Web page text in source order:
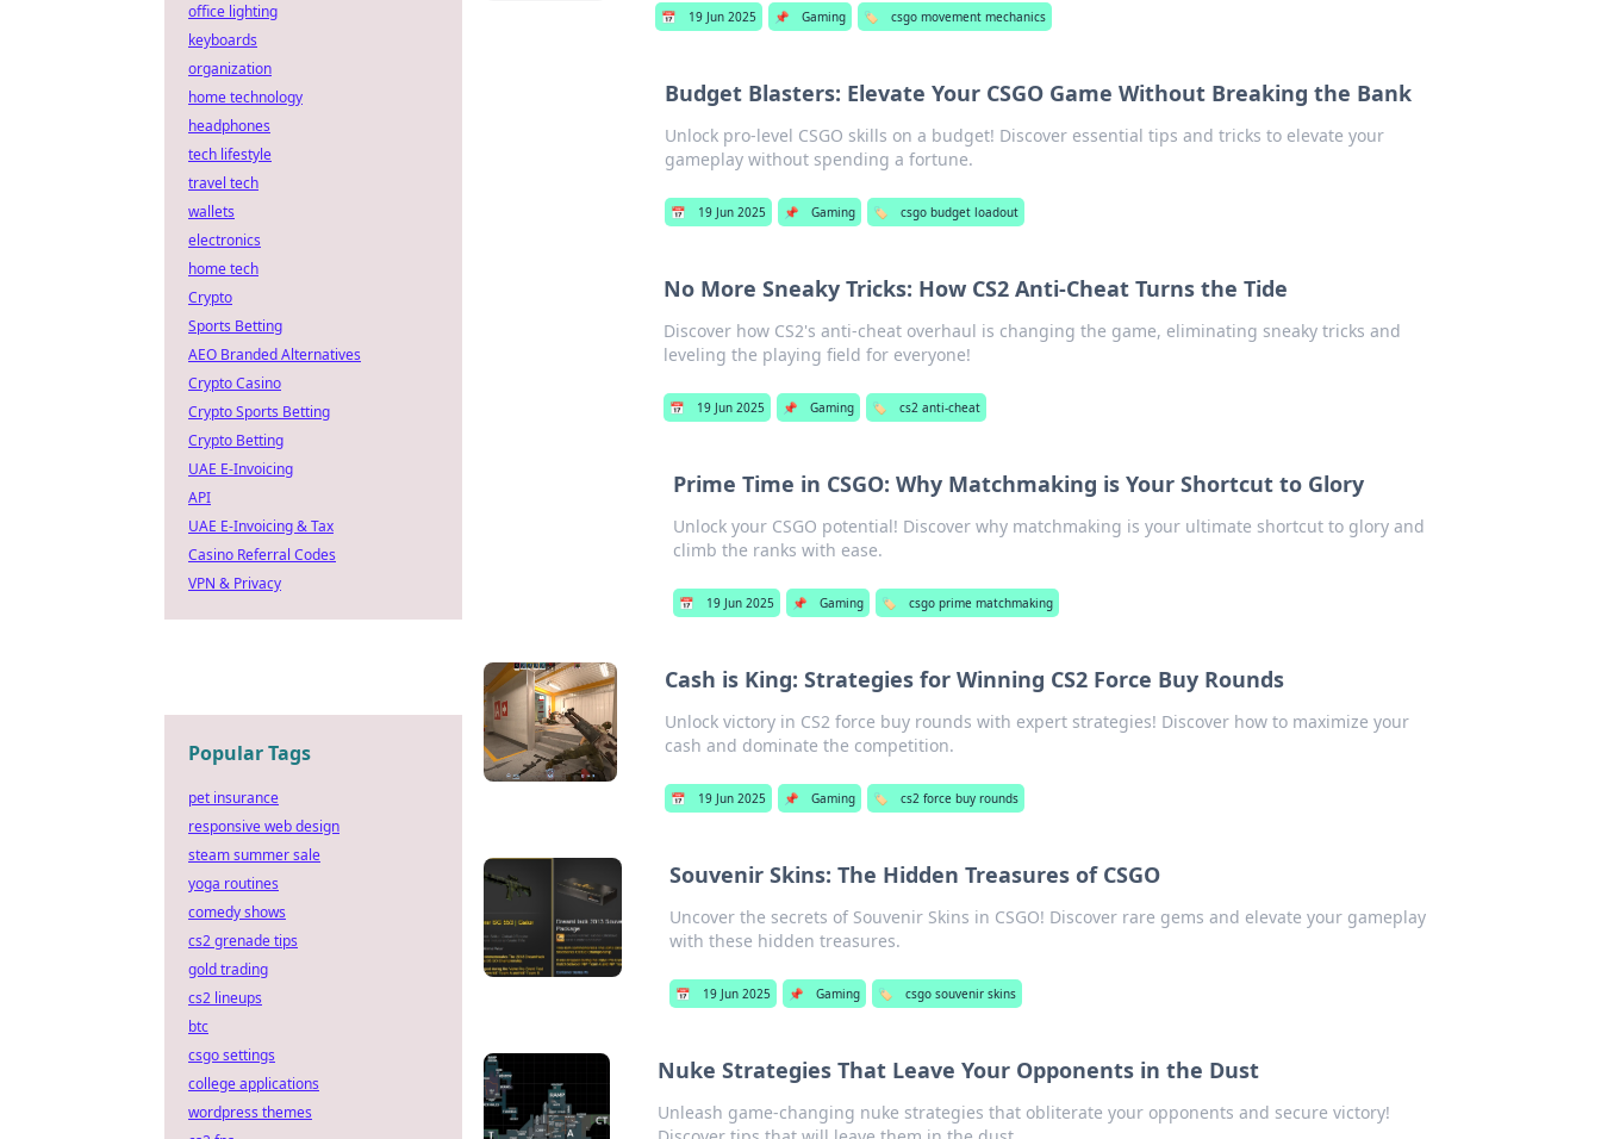
📅 19 Jun 2025 📌 Gaming 🏷️ csgo movement mechanics
Budget Blasters: Elevate Your CSGO Game Without Breaking the Bank
Unlock pro-level CSGO skills on a budget! Discover essential tips and tricks to elevate your
gameplay without spending a fortune.
📅 19 Jun 2025 📌 Gaming 🏷️ csgo budget loadout
No More Sneaky Tricks: How CS2 Anti-Cheat Turns the Tide
Discover how CS2's anti-cheat overhaul is changing the game, eliminating sneaky tricks and
leveling the playing field for everyone!
📅 19 Jun 2025 📌 Gaming 🏷️ cs2 anti-cheat
Prime Time in CSGO: Why Matchmaking is Your Shortcut to Glory
Unlock your CSGO potential! Discover why matchmaking is your ultimate shortcut to glory and
climb the ranks with ease.
📅 19 Jun 2025 📌 Gaming 🏷️ csgo prime matchmaking
Cash is King: Strategies for Winning CS2 Force Buy Rounds
Unlock victory in CS2 force buy rounds with expert strategies! Discover how to maximize your
cash and dominate the competition.
📅 19 Jun 2025 📌 Gaming 🏷️ cs2 force buy rounds
Souvenir Skins: The Hidden Treasures of CSGO
Uncover the secrets of Souvenir Skins in CSGO! Discover rare gems and elevate your gameplay
with these hidden treasures.
📅 19 Jun 2025 📌 Gaming 🏷️ csgo souvenir skins
Nuke Strategies That Leave Your Opponents in the Dust
Unleash game-changing nuke strategies that obliterate your opponents and secure victory!
office lighting
keyboards
organization
home technology
headphones
tech lifestyle
travel tech
wallets
electronics
home tech
Crypto
Sports Betting
AEO Branded Alternatives
Crypto Casino
Crypto Sports Betting
Crypto Betting
UAE E-Invoicing
API
UAE E-Invoicing & Tax
Casino Referral Codes
VPN & Privacy
Popular Tags
pet insurance
responsive web design
steam summer sale
yoga routines
comedy shows
cs2 grenade tips
gold trading
cs2 lineups
btc
csgo settings
college applications
wordpress themes